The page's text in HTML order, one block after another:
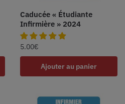
Caducée « Étudiante
Infirmière » 2024
5.00€
Ajouter au panier